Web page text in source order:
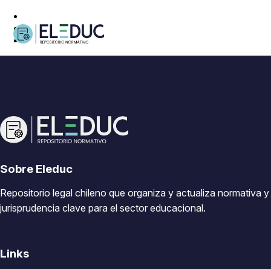
Sobre Eleduc
Repositorio legal chileno que organiza y actualiza normativa y
jurisprudencia clave para el sector educacional.
Links